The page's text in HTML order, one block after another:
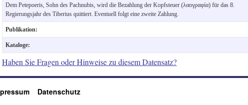
Dem Petepoeris, Sohn des Pachnubis, wird die Bezahlung der Kopfsteuer (λαογραφία) für das 8.
Regierungsjahr des Tiberius quittiert. Eventuell folgt eine zweite Zahlung.
Publikation:
Kataloge:
Haben Sie Fragen oder Hinweise zu diesem Datensatz?
Datenschutz